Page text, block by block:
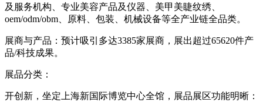
及服务机构、专业美容产品及仪器、美甲美睫纹绣、
oem/odm/obm、原料、包装、机械设备等全产业链全品类。
展商与产品：预计吸引多达3385家展商，展出超过65620件产
品/科技成果。
展品分类：
开创新，坐定上海新国际博览中心全馆，展品展区功能明晰：